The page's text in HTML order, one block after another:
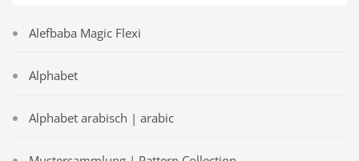
Alefbaba Magic Flexi
Alphabet
Alphabet arabisch | arabic